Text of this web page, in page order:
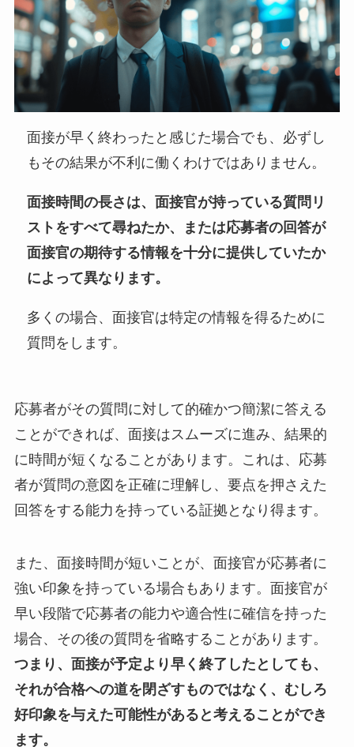
面接が早く終わったと感じた場合でも、必ずし
もその結果が不利に働くわけではありません。
面接時間の長さは、面接官が持っている質問リ
ストをすべて尋ねたか、または応募者の回答が
面接官の期待する情報を十分に提供していたか
によって異なります。
多くの場合、面接官は特定の情報を得るために
質問をします。
応募者がその質問に対して的確かつ簡潔に答える
ことができれば、面接はスムーズに進み、結果的
に時間が短くなることがあります。これは、応募
者が質問の意図を正確に理解し、要点を押さえた
回答をする能力を持っている証拠となり得ます。
また、面接時間が短いことが、面接官が応募者に
強い印象を持っている場合もあります。面接官が
早い段階で応募者の能力や適合性に確信を持った
場合、その後の質問を省略することがあります。
つまり、面接が予定より早く終了したとしても、
それが合格への道を閉ざすものではなく、むしろ
好印象を与えた可能性があると考えることができ
ます。